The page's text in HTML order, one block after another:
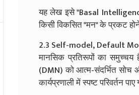
यह लेख इसे "Basal
किसी विकसित "मन" के प्रकट
2.3 Self-model, Default
मानसिक प्रतिरूपों का
(DMN) को आत्म-संदर्भित सोच
कार्यप्रणाली में स्पष्ट परिवर्तन पाए